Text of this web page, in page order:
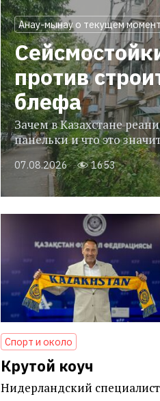
Анау-мынау о текущем
против
блефа
Зачем в Казахстане
панельки и что это
07.08.2026 1653
Спорт и около
Крутой коуч
Нидерландский специалист